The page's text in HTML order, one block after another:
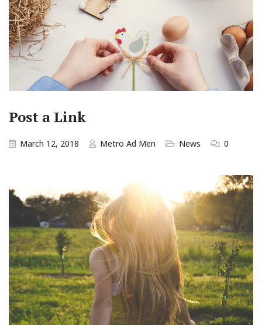
Post a Link
March 12, 2018 Metro Ad Men News 0